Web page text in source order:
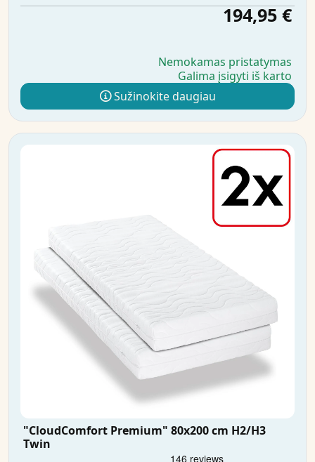
194,95 €
Nemokamas pristatymas
Galima įsigyti iš karto
Sužinokite daugiau
"CloudComfort Premium" 80x200 cm H2/H3
Twin